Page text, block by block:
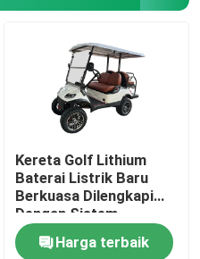
Kereta Golf Lithium
Baterai Listrik Baru
Berkuasa Dilengkapi
Dengan Sistem
Keamanan Untuk
Wisata Bus Top Golf
Harga terbaik